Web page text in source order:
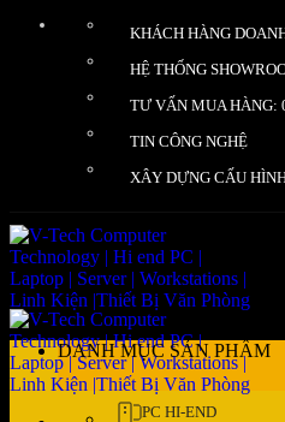
KHÁCH HÀNG
HỆ THỐNG
TƯ VẤN MUA HÀNG:
TIN CÔNG NGHỆ
XÂY DỰNG CẤU
DANH MỤC SẢN PHẨM
PC HI-END